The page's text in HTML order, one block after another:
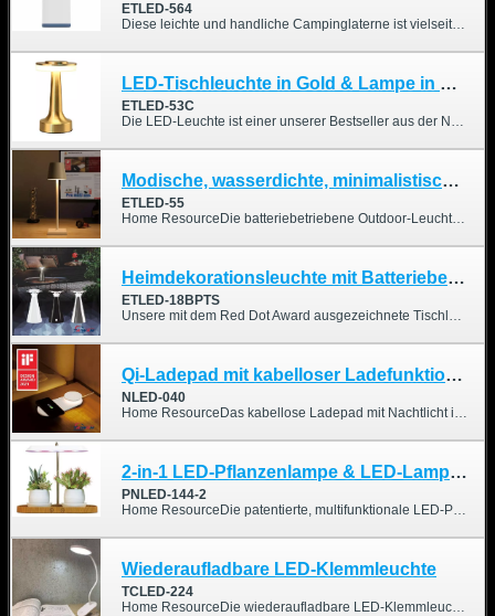
ETLED-564
Diese leichte und handliche Campinglaterne ist vielseitig einsetzbar. Sie ist wasserdicht und kann sowohl als Tisch- als auch als Hängelampe verwendet werden.
LED-Tischleuchte in Gold & Lampe in Kupfer/Silber
ETLED-53C
Die LED-Leuchte ist einer unserer Bestseller aus der Nachtlichtserie. Sie erhellt nicht nur dunkle Ecken, sondern verwandelt Räume und verleiht der Inneneinrichtung eine besondere Note, indem sie die Stimmung positiv beeinflusst. Die dimmbare Lampe schafft mit drei Helligkeitsstufen (20 %, 50 %, 100 %) die perfekte Atmosphäre und eignet sich ideal für verschiedene Anlässe wie Filmabende, Gartenpartys, Familienzeit, Dates, Meditation, Yoga oder Weihnachtseinkäufe. Daher kann die LED-Leuchte sowohl als dekorative als auch als stimmungsvolle Beleuchtung in Wohn- und Geschäftsräumen eingesetzt werden.
Modische, wasserdichte, minimalistische Touch-Lampe
ETLED-55
Home ResourceDie batteriebetriebene Outdoor-Leuchte „Lifestyle & Fashion“ ist stilvoll und langlebig, besticht durch ihr einzigartiges minimalistisches Design und ihr warmes Licht und passt zu vielen Einrichtungsstilen. Die formschöne Leuchte setzt Akzente, schafft einen Blickfang und erzeugt besondere Effekte. Sie vereint Eleganz und moderne Leichtigkeit und verleiht jedem Raum den letzten Schliff.
Heimdekorationsleuchte mit Batteriebetriebener Sensorleuchte
ETLED-18BPTS
Unsere mit dem Red Dot Award ausgezeichnete Tischleuchte wurde mit einem hochleistungsfähigen COB-LED-Sensor und einem PIR-Sensor ausgestattet. Die neue Serie (Serie 18) sorgt für eine sichere Umgebung für Zuhause, insbesondere für ältere Menschen und Kinder. Dank ihres tragbaren Designs lässt sie sich flexibel an die individuellen Gestaltungswünsche von Wohn- und Geschäftsräumen anpassen.
Qi-Ladepad mit kabelloser Ladefunktion und LED-Nachtlicht
NLED-040
Home ResourceDas kabellose Ladepad mit Nachtlicht ist mit Qi-fähigen Geräten kompatibel. Nutzer profitieren von der praktischen Funktion, einem aufgeräumten Schreibtisch und einer Lösung für Stromausfälle sowie für die Sicherheit von älteren Menschen und Kindern in der Nacht. Das Ladepad eignet sich zudem hervorragend als Werbegeschenk, da es die Aufmerksamkeit der Kunden auf sich zieht. Das kabellose Ladegerät besticht durch sein attraktives, minimalistisches Design und wurde mit dem iF DESIGN AWARD 2021 ausgezeichnet. Dank seiner platzsparenden, energiesparenden, abfallfreien und umweltfreundlichen Eigenschaften überzeugte das Ladepad die 98-köpfige Jury aus unabhängigen Experten weltweit.
2-in-1 LED-Pflanzenlampe & LED-Lampe für Topfpflanzen
PNLED-144-2
Home ResourceDie patentierte, multifunktionale LED-Pflanzenleuchte ist mit ihren zwei Modi – Pflanzen- und Lampenlicht (4000 K) – die perfekte umweltfreundliche und energieeffiziente Lösung für Zuhause oder das Büro. Sie erfüllt die Anforderungen sowohl des Marktes für Pflanzenbeleuchtung als auch des Marktes für Wohn- und Bürobeleuchtung. Dank des höhenverstellbaren Ständers (maximale Höhe: 490 mm) ist sie für verschiedene Pflanzenarten geeignet.
Wiederaufladbare LED-Klemmleuchte
TCLED-224
Home ResourceDie wiederaufladbare LED-Klemmleuchte ist mit einem integrierten 1800-mAh-Lithium-Akku ausgestattet, der eine lange Nutzungsdauer ermöglicht. Dank des Micro-USB-Kabels lässt sie sich an jedem USB-Anschluss, Laptop, PC oder jeder Powerbank aufladen. Die Touch-Steuerung mit drei Helligkeitsstufen (100 %, 50 % und 20 %) ermöglicht eine einfache Anpassung an Ihre individuellen Bedürfnisse. Die Leuchte kann problemlos an Schreibtisch, Regal oder Kopfteil des Bettes befestigt werden. Sie eignet sich für Büro, Schlafzimmer, Lese-/Wohnzimmer und viele weitere Räume.